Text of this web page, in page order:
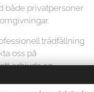
både privatpersoner
trädfällning
oss på
erbjuda en